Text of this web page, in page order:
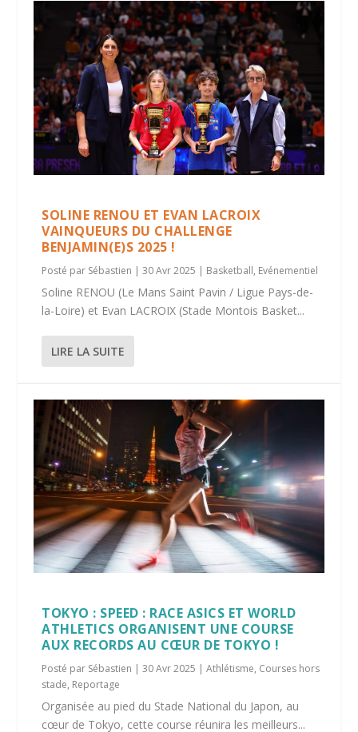
SOLINE RENOU ET EVAN LACROIX
VAINQUEURS DU CHALLENGE
BENJAMIN(E)S 2025 !
Posté par Sébastien |30 Avr 2025 | Basketball, Evénementiel
Soline RENOU (Le Mans Saint Pavin / Ligue Pays-de-
la-Loire) et Evan LACROIX (Stade Montois Basket...
LIRE LA SUITE
TOKYO : SPEED : RACE ASICS ET WORLD
ATHLETICS ORGANISENT UNE COURSE
AUX RECORDS AU CŒUR DE TOKYO !
Posté par Sébastien |30 Avr 2025 |Athlétisme, Courses hors
stade, Reportage
Organisée au pied du Stade National du Japon, au
cœur de Tokyo, cette course réunira les meilleurs...